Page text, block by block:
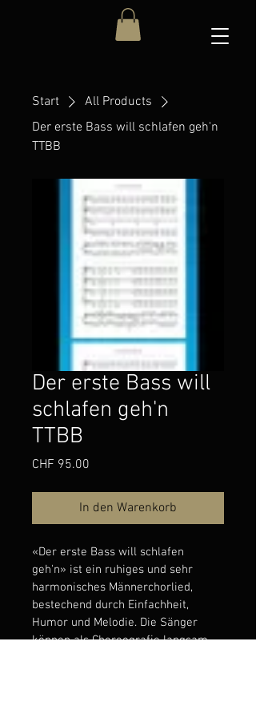
Start
All Products
Der erste Bass will schlafen geh'n
TTBB
Der erste Bass will
schlafen geh'n
TTBB
CHF 95.00
In den Warenkorb
«Der erste Bass will schlafen
geh'n» ist ein ruhiges und sehr
harmonisches Männerchorlied,
bestechend durch Einfachheit,
Humor und Melodie. Die Sänger
können als Choreografie langsam